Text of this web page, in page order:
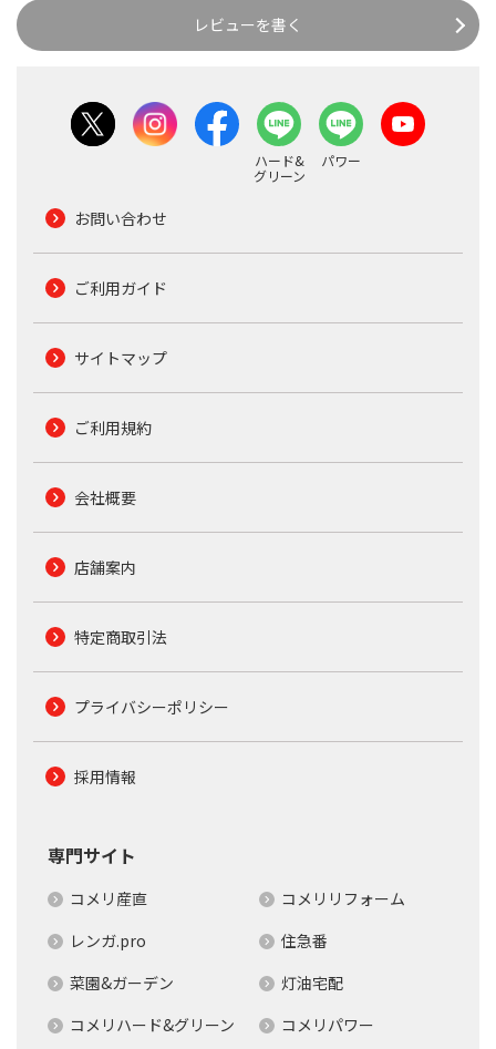
レビューを書く
ハード&
グリーン
パワー
お問い合わせ
ご利用ガイド
サイトマップ
ご利用規約
会社概要
店舗案内
特定商取引法
プライバシーポリシー
採用情報
専門サイト
コメリ産直
コメリリフォーム
レンガ.pro
住急番
菜園&ガーデン
灯油宅配
コメリハード&グリーン
コメリパワー